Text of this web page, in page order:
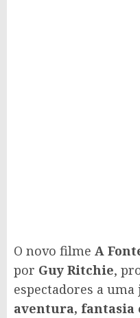
O novo filme A
por Guy Ritchie,
espectadores a
aventura, fantasia